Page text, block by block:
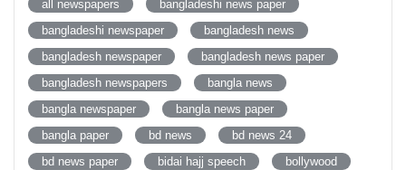
all newspapers
bangladeshi news paper
bangladeshi newspaper
bangladesh news
bangladesh newspaper
bangladesh news paper
bangladesh newspapers
bangla news
bangla newspaper
bangla news paper
bangla paper
bd news
bd news 24
bd news paper
bidai hajj speech
bollywood